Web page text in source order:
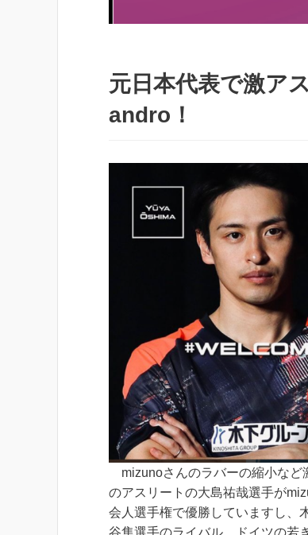
元日本代表で激ア
andro！
mizunoさんのラバーの縮小など
のアスリートの大島祐哉選手が
会人選手権で優勝していますし、
谷隼選手のライバル、ドイツの若